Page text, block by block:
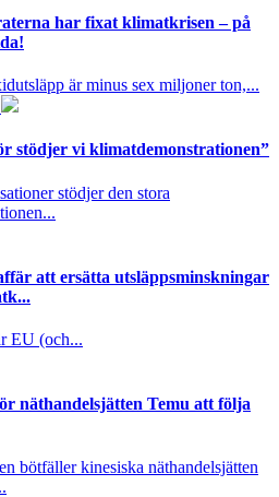
har fixat klimatkrisen – på
är minus sex miljoner ton,...
stödjer vi klimatdemonstrationen”
stödjer den stora
att ersätta utsläppsminskningar
EU (och...
näthandelsjätten Temu att följa
bötfäller kinesiska näthandelsjätten